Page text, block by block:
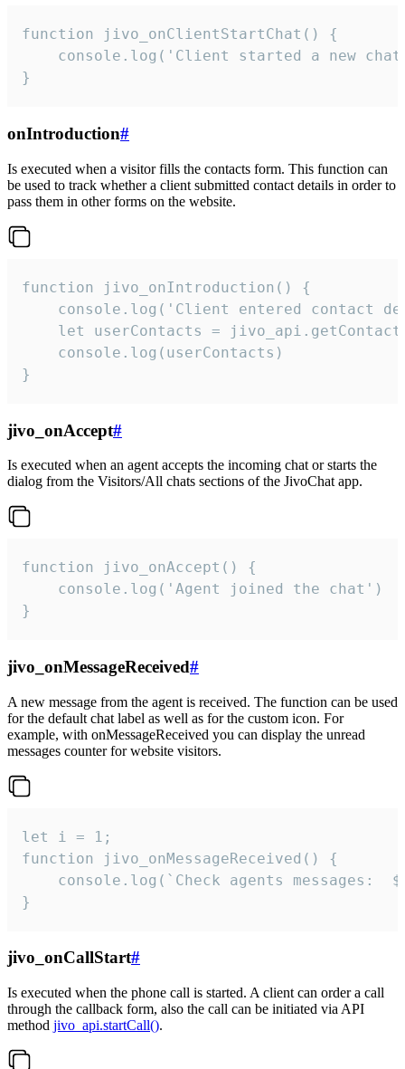
function jivo_onClientStartChat() {
console.log('Client started a new
}
onIntroduction#
Is executed when a visitor fills the contacts form. This function can
be used to track whether a client submitted contact details in order to
pass them in other forms on the website.
function jivo_onIntroduction() {
console.log('Client entered contact
let userContacts =
    console.log(userContacts)
}
jivo_onAccept#
Is executed when an agent accepts the incoming chat or starts the
dialog from the Visitors/All chats sections of the JivoChat app.
function jivo_onAccept() {
}
jivo_onMessageReceived#
A new message from the agent is received. The function can be used
for the default chat label as well as for the custom icon. For
example, with onMessageReceived you can display the unread
messages counter for website visitors.
let i = 1;
function jivo_onMessageReceived() {
}
jivo_onCallStart#
Is executed when the phone call is started. A client can order a call
through the callback form, also the call can be initiated via API
method jivo_api.startCall().